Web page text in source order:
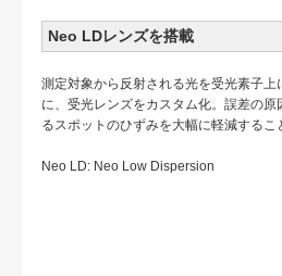
Neo LDレンズを搭載
測定対象から反射される光を受光素子
に、受光レンズをカスタム化。誤差の
るスポットのひずみを大幅に軽減するこ
Neo LD: Neo Low Dispersion